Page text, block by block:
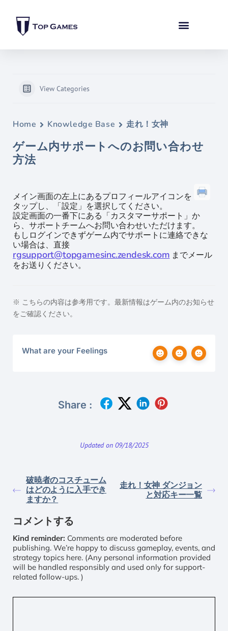
View Categories
Home Knowledge Base 走れ！女神
ゲーム内サポートへのお問い合わせ
方法
メイン画面の左上にあるプロフィールアイコンを
タップし、「設定」を選択してください。
設定画面の一番下にある「カスタマーサポート」か
ら、サポートチームへお問い合わせいただけます。
もしログインできずゲーム内でサポートに連絡できな
い場合は、直接
rgsupport@topgamesinc.zendesk.com までメール
をお送りください。
※ こちらの内容は参考用です。最新情報はゲーム内のお知らせ
をご確認ください。
What are your Feelings
Share :
Updated on 09/18/2025
破暁者のコスチューム
はどのように入手でき
ますか？
走れ！女神 ダンジョン
と対応キー一覧
コメントする
Kind reminder: Comments are moderated before
publishing. We’re happy to discuss gameplay, events, and
strategy topics here. (Any personal information provided
will be handled responsibly and used only for support-
related follow-ups. )